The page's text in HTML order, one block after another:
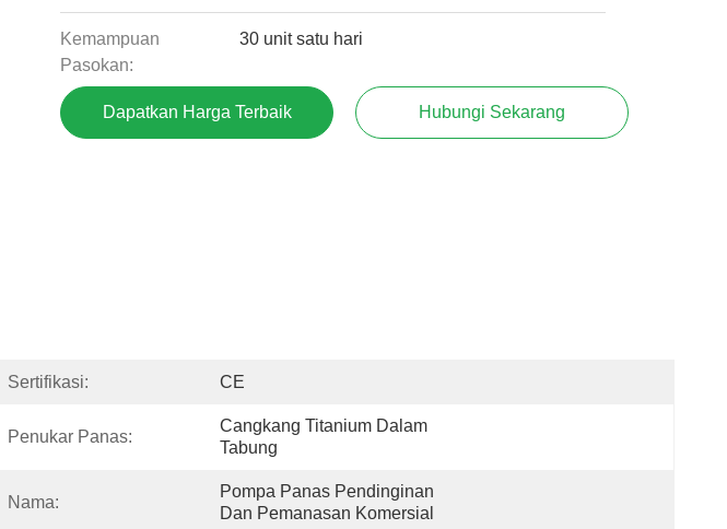
Kemampuan
Pasokan:
30 unit satu hari
Dapatkan Harga Terbaik Hubungi Sekarang
Sertifikasi: CE
Penukar Panas:
Cangkang Titanium Dalam
Tabung
Nama:
Pompa Panas Pendinginan
Dan Pemanasan Komersial